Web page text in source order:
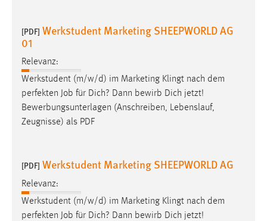
[PDF] Werkstudent Marketing SHEEPWORLD AG
01
Relevanz:
Werkstudent (m/w/d) im Marketing Klingt nach dem
perfekten Job für Dich? Dann bewirb Dich jetzt!
Bewerbungsunterlagen (Anschreiben, Lebenslauf,
Zeugnisse) als PDF
[PDF] Werkstudent Marketing SHEEPWORLD AG
Relevanz:
Werkstudent (m/w/d) im Marketing Klingt nach dem
perfekten Job für Dich? Dann bewirb Dich jetzt!
fe_user, be_user, be_lastLoginProvider
Dieser Cookie ist notwendig um sich an der Website
einloggen zu können.
Cookie Laufzeit:
24 Stunden
STATISTIK
Diese Informationen helfen uns zu verstehen, wie
unsere Besucher unsere Website nutzen.